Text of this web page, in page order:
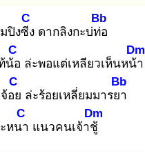
ปิงซีง
C
ดากลิงกะบ่ท่อ
Bb
น้อ
C
ล่ะพอแต่เหลียวเห็นหน้า
Dm
อย
C
ล่ะร้อยเหลี่ยมมารยา
Bb
หนา
C
แนวคนเจ้าชู้
Dm